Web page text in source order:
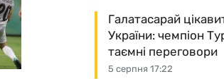
5 серпня 17:22
Галатасарай
України: чемпіон
таємні переговори